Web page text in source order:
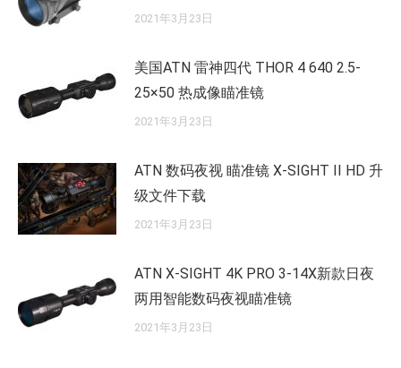
2021年3月23日
美国ATN 雷神四代 THOR 4 640 2.5-
25×50 热成像瞄准镜
2021年3月23日
ATN 数码夜视 瞄准镜 X-SIGHT II HD 升
级文件下载
2021年3月23日
ATN X-SIGHT 4K PRO 3-14X新款日夜
两用智能数码夜视瞄准镜
2021年3月23日